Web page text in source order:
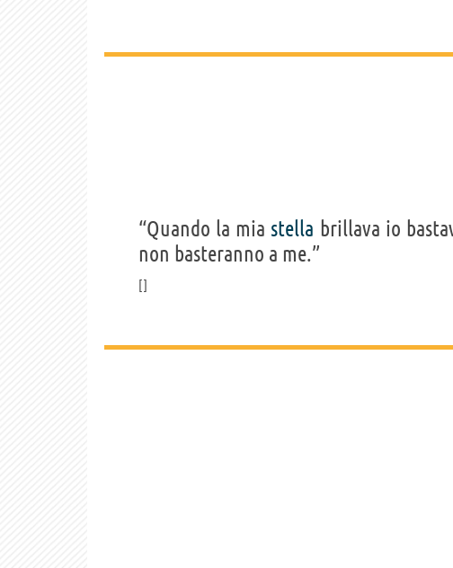
“Quando la mia stella brillava io
non basteranno a me.”